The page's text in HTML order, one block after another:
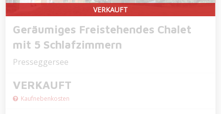
VERKAUFT
Geräumiges Freistehendes Chalet
mit 5 Schlafzimmern
Presseggersee
VERKAUFT
Kaufnebenkosten